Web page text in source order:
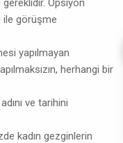
gereklidir. Opsiyon
ile görüşme
yapılmayan
herhangi bir
ve tarihini
kadın gezginlerin